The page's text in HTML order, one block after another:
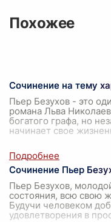
Похожее
Сочинение на тему
Пьер Безухов - это
романа Льва
богатого графа, но
начинает свое
Сочинение Пьер
Пьер Безухов,
состояния, всю свою
Будучи человеком
удовлетворения в